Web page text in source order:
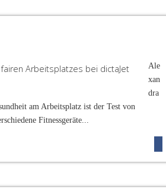
Ale
xan
dra
am Arbeitsplatz ist der Test von
Fitnessgeräte...